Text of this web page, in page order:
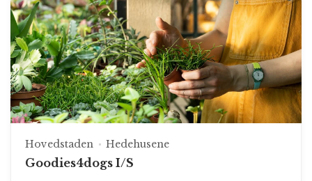
Hovedstaden Hedehusene
Goodies4dogs I/S